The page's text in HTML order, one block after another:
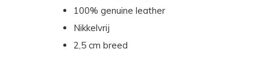
100% genuine leather
Nikkelvrij
2,5 cm breed